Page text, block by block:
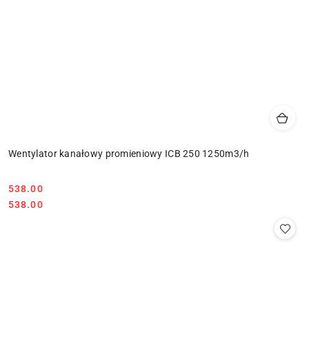
Wentylator kanałowy promieniowy ICB 250 1250m3/h
Cena:
538.00
Cena:
538.00